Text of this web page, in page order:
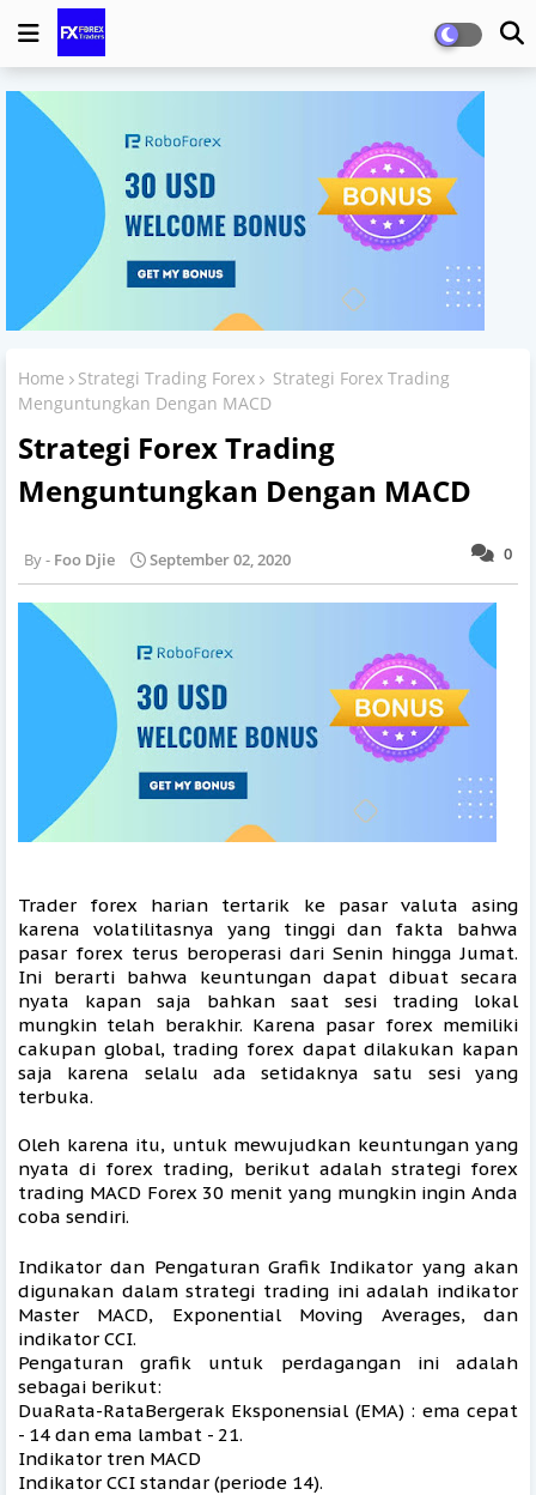
Home Strategi Trading Forex
Strategi Forex Trading
Menguntungkan Dengan MACD
Strategi Forex Trading
Menguntungkan Dengan MACD
0
Foo Djie September 02, 2020
Trader forex harian tertarik ke pasar valuta asing
karena volatilitasnya yang tinggi dan fakta bahwa
pasar forex terus beroperasi dari Senin hingga Jumat.
Ini berarti bahwa keuntungan dapat dibuat secara
nyata kapan saja bahkan saat sesi trading lokal
mungkin telah berakhir. Karena pasar forex memiliki
cakupan global, trading forex dapat dilakukan kapan
saja karena selalu ada setidaknya satu sesi yang
terbuka.
Oleh karena itu, untuk mewujudkan keuntungan yang
nyata di forex trading, berikut adalah strategi forex
trading MACD Forex 30 menit yang mungkin ingin Anda
coba sendiri.
Indikator dan Pengaturan Grafik Indikator yang akan
digunakan dalam strategi trading ini adalah indikator
Master MACD, Exponential Moving Averages, dan
indikator CCI.
Pengaturan grafik untuk perdagangan ini adalah
sebagai berikut:
DuaRata-RataBergerak Eksponensial (EMA) : ema cepat
- 14 dan ema lambat - 21.
Indikator tren MACD
Indikator CCI standar (periode 14).